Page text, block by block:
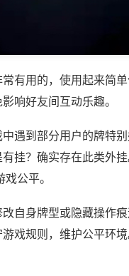
有用的，使用起来简
响好友间互动乐趣。
遇到部分用户的牌特
挂？确实存在此类外
公平。
自身牌型或隐藏操作痕
戏规则，维护公平环境